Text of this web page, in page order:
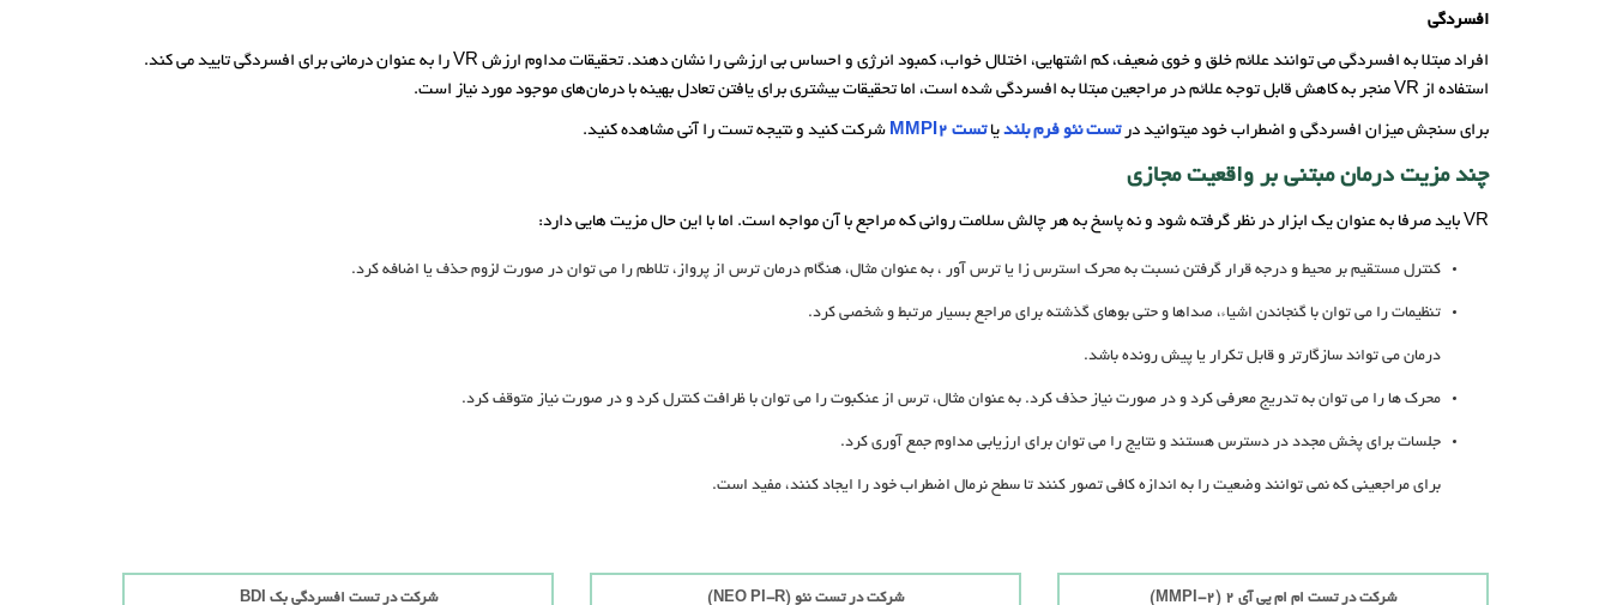
افسردگی
افراد مبتلا به افسردگی می توانند علائم خلق و خوی ضعیف، کم اشتهایی، اختلال خواب، کمبود انرژی و احساس بی ارزشی را نشان دهند. تحقیقات مداوم ارزش VR را به عنوان درمانی برای افسردگی تایید می کند.
استفاده از VR منجر به کاهش قابل توجه علائم در مراجعین مبتلا به افسردگی شده است، اما تحقیقات بیشتری برای یافتن تعادل بهینه با درمان‌های موجود مورد نیاز است.
برای سنجش میزان افسردگی و اضطراب خود میتوانید درتست نئو فرم بلند یاتست MMPI2 شرکت کنید و نتیجه تست را آنی مشاهده کنید.
چند مزیت درمان مبتنی بر واقعیت مجازی
VR باید صرفا به عنوان یک ابزار در نظر گرفته شود و نه پاسخ به هر چالش سلامت روانی که مراجع با آن مواجه است. اما با این حال مزیت هایی دارد:
کنترل مستقیم بر محیط و درجه قرار گرفتن نسبت به محرک استرس زا یا ترس آور ، به عنوان مثال، هنگام درمان ترس از پرواز، تلاطم را می توان در صورت لزوم حذف یا اضافه کرد.
تنظیمات را می توان با گنجاندن اشیاء، صداها و حتی بوهای گذشته برای مراجع بسیار مرتبط و شخصی کرد.
درمان می تواند سازگارتر و قابل تکرار یا پیش رونده باشد.
محرک ها را می توان به تدریج معرفی کرد و در صورت نیاز حذف کرد. به عنوان مثال، ترس از عنکبوت را می توان با ظرافت کنترل کرد و در صورت نیاز متوقف کرد.
جلسات برای پخش مجدد در دسترس هستند و نتایج را می توان برای ارزیابی مداوم جمع آوری کرد.
برای مراجعینی که نمی توانند وضعیت را به اندازه کافی تصور کنند تا سطح نرمال اضطراب خود را ایجاد کنند، مفید است.
شرکت در تست ام ام پی آی 2 (MMPI-2) شرکت در تست نئو (NEO PI-R) شرکت در تست افسردگی بک BDI